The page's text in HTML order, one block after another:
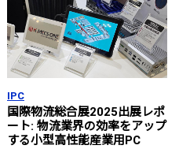
IPC
国際物流総合展2025出展レポ
ート: 物流業界の効率をアップ
する小型高性能産業用PC